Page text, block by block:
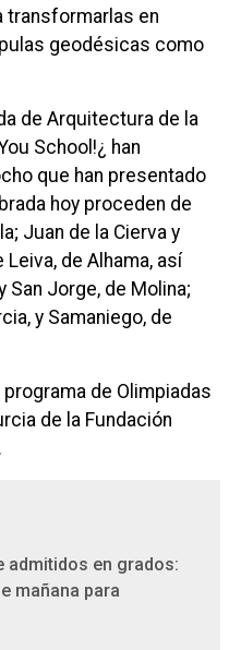
transformarlas en
geodésicas como
de Arquitectura de la
School!¿ han
que han presentado
hoy proceden de
Juan de la Cierva y
Leiva, de Alhama, así
Jorge, de Molina;
y Samaniego, de
de Olimpiadas
de la Fundación
admitidos en grados:
mañana para